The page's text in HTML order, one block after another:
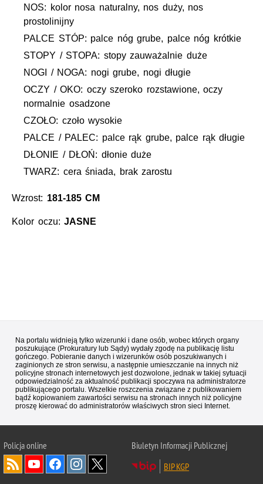
NOS: kolor nosa naturalny, nos duży, nos
prostolinijny
PALCE STÓP: palce nóg grube, palce nóg krótkie
STOPY / STOPA: stopy zauważalnie duże
NOGI / NOGA: nogi grube, nogi długie
OCZY / OKO: oczy szeroko rozstawione, oczy
normalnie osadzone
CZOŁO: czoło wysokie
PALCE / PALEC: palce rąk grube, palce rąk długie
DŁONIE / DŁOŃ: dłonie duże
TWARZ: cera śniada, brak zarostu
Wzrost: 181-185 CM
Kolor oczu:JASNE
Na portalu widnieją tylko wizerunki i dane osób, wobec których organy
poszukujące (Prokuratury lub Sądy) wydały zgodę na publikację listu
gończego. Pobieranie danych i wizerunków osób poszukiwanych i
zaginionych ze stron serwisu, a następnie umieszczanie na innych niż
policyjne stronach internetowych jest dozwolone, jednak w takiej sytuacji
odpowiedzialność za aktualność publikacji spoczywa na administratorze
publikującego portalu. Wszelkie roszczenia związane z publikowaniem
bądź kopiowaniem zawartości serwisu na stronach innych niż policyjne
proszę kierować do administratorów właściwych stron sieci Internet.
Policjaonline
Biuletyn Informacji Publicznej
BIP KGP